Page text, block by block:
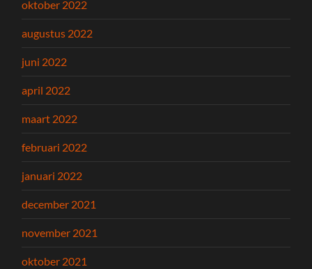
oktober 2022
augustus 2022
juni 2022
april 2022
maart 2022
februari 2022
januari 2022
december 2021
november 2021
oktober 2021